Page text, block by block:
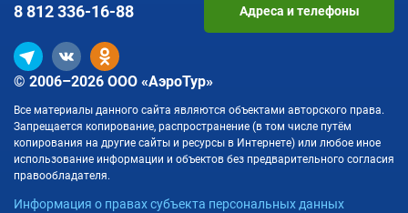
© 2006–2026 ООО «АэроТур»
Все материалы данного сайта являются объектами авторского права.
Запрещается копирование, распространение (в том числе путём
копирования на другие сайты и ресурсы в Интернете) или любое иное
использование информации и объектов без предварительного согласия
правообладателя.
Информация о правах субъекта персональных данных
8 812336-16-88 Адреса и телефоны